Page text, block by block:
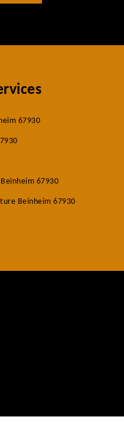
67930
67930
Beinheim 67930